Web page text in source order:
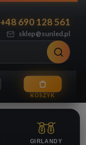
sklep@sunled.pl
+48 690 128 561
GIRLANDY